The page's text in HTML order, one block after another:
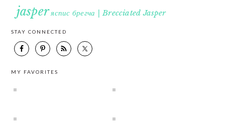
jasperяспис брегча | Brecciated Jasper
STAY CONNECTED
MY FAVORITES